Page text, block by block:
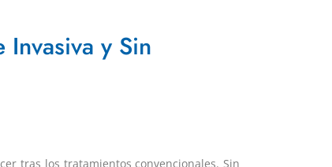
y Sin
tras los tratamientos convencionales. Sin